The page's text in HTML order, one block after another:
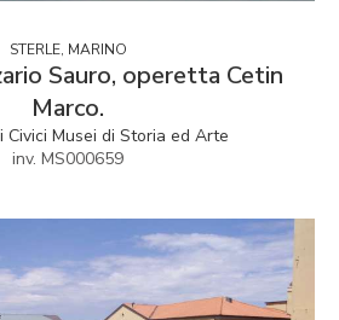
STERLE, MARINO
Sauro, operetta Cetin
Marco.
Civici Musei di Storia ed Arte
inv. MS000659